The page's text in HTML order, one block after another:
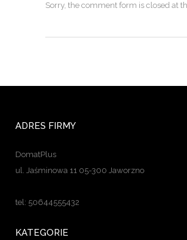
Sorry, the comment form is closed at
ADRES FIRMY
DomatPlus
ul. Jaśminowa 11 05-300 Jaworzno
tel: 50644555432
KATEGORIE